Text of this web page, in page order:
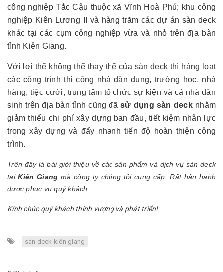
công nghiệp Tắc Cậu thuộc xã Vĩnh Hoà Phú; khu công
nghiệp Kiên Lương II và hàng trăm các dự án sàn deck
khác tại các cụm công nghiệp vừa và nhỏ trên địa bàn
tỉnh Kiên Giang.
Với lợi thế không thể thay thế của sàn deck thì hàng loạt
các công trình thi công nhà dân dụng, trường học, nhà
hàng, tiệc cưới, trung tâm tổ chức sự kiện và cả nhà dân
sinh trên địa bàn tỉnh cũng đãsử dụng sàn decknhằm
giảm thiểu chi phí xây dựng ban đầu, tiết kiệm nhân lực
trong xây dựng và đẩy nhanh tiến độ hoàn thiện công
trình.
Trên đây là bài giới thiệu về các sản phẩm và dịch vụ sàn deck
tạiKiên Giang mà công ty chúng tôi cung cấp. Rất hân hạnh
được phục vụ quý khách.
Kính chúc quý khách thịnh vượng và phát triển!
sàn deck kiên giang